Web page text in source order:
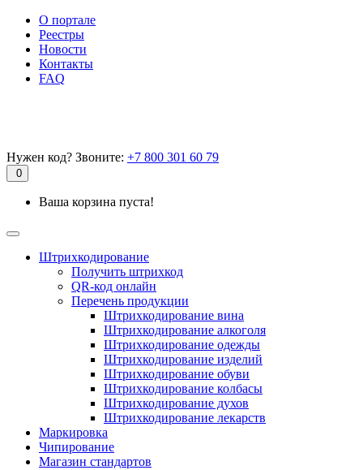
О портале
Реестры
Новости
Контакты
FAQ
Нужен код? Звоните: +7 800 301 60 79
0
Ваша корзина пуста!
Штрихкодирование
Получить штрихкод
QR-код онлайн
Перечень продукции
Штрихкодирование вина
Штрихкодирование алкоголя
Штрихкодирование одежды
Штрихкодирование изделий
Штрихкодирование обуви
Штрихкодирование колбасы
Штрихкодирование духов
Штрихкодирование лекарств
Маркировка
Чипирование
Магазин стандартов